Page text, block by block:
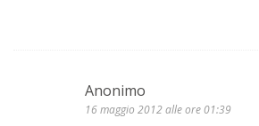
Anonimo
16 maggio 2012 alle ore 01:39